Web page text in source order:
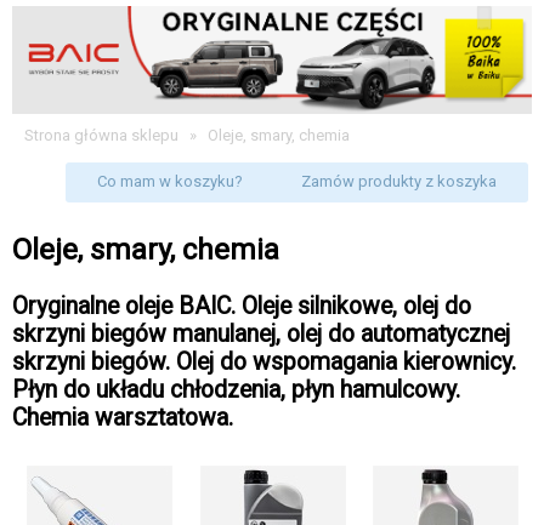
Strona główna sklepu » Oleje, smary, chemia
Co mam w koszyku? Zamów produkty z koszyka
Oleje, smary, chemia
Oryginalne oleje BAIC. Oleje silnikowe, olej do
skrzyni biegów manulanej, olej do automatycznej
skrzyni biegów. Olej do wspomagania kierownicy.
Płyn do układu chłodzenia, płyn hamulcowy.
Chemia warsztatowa.